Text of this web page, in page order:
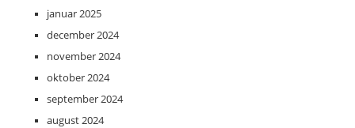
januar 2025
december 2024
november 2024
oktober 2024
september 2024
august 2024